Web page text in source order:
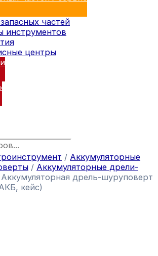
частей
инструментов
центры
/ Аккумуляторные
/ Аккумуляторные дрели-
дрель-шуруповерт
кейс)